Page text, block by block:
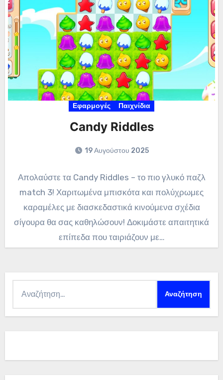
Εφαρμογές Παιχνίδια
Candy Riddles
19 Αυγούστου 2025
Απολαύστε τα Candy Riddles – το πιο γλυκό παζλ
match 3! Χαριτωμένα μπισκότα και πολύχρωμες
καραμέλες με διασκεδαστικά κινούμενα σχέδια
σίγουρα θα σας καθηλώσουν! Δοκιμάστε απαιτητικά
επίπεδα που ταιριάζουν με…